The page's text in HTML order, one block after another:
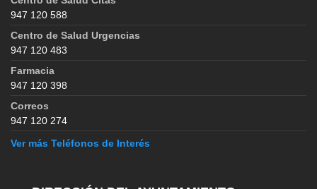
947 120 588
Centro de Salud Urgencias
947 120 483
Farmacia
947 120 398
Correos
947 120 274
Ver más Teléfonos de Interés